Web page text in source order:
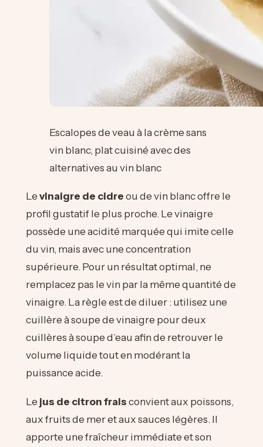
Escalopes de veau à la crème sans
vin blanc, plat cuisiné avec des
alternatives au vin blanc
Levinaigre de cidreou de vin blanc offre le
profil gustatif le plus proche. Le vinaigre
possède une acidité marquée qui imite celle
du vin, mais avec une concentration
supérieure. Pour un résultat optimal, ne
remplacez pas le vin par la même quantité de
vinaigre. La règle est de diluer : utilisez une
cuillère à soupe de vinaigre pour deux
cuillères à soupe d’eau afin de retrouver le
volume liquide tout en modérant la
puissance acide.
Le jus de citron fraisconvient aux poissons,
aux fruits de mer et aux sauces légères. Il
apporte une fraîcheur immédiate et son